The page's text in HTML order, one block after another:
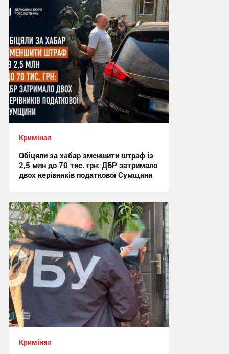
Кримінал
Обіцяли за хабар зменшити штраф із
2,5 млн до 70 тис. грн: ДБР затримало
двох керівників податкової Сумщини
17:42, 6.08.2026
Кримінал